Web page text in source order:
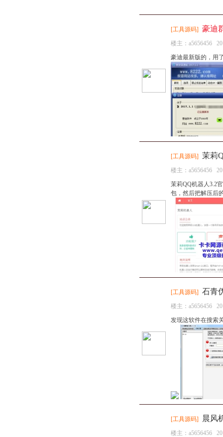
[工具源码] 豪迪
楼主： a5656456
豪迪最新版的，用
[工具源码] 茉莉
楼主： a5656456
茉莉QQ机器人3.2
包，然后把解压后
[工具源码] 石青
楼主： a5656456
发现这软件在搜索
[工具源码] 晨风
楼主： a5656456